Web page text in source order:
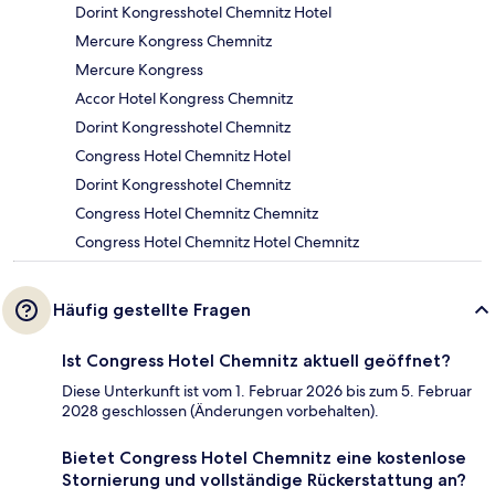
Dorint Kongresshotel Chemnitz Hotel
Mercure Kongress Chemnitz
Mercure Kongress
Accor Hotel Kongress Chemnitz
Dorint Kongresshotel Chemnitz
Congress Hotel Chemnitz Hotel
Dorint Kongresshotel Chemnitz
Congress Hotel Chemnitz Chemnitz
Congress Hotel Chemnitz Hotel Chemnitz
Häufig gestellte Fragen
Ist Congress Hotel Chemnitz aktuell geöffnet?
Diese Unterkunft ist vom 1. Februar 2026 bis zum 5. Februar
2028 geschlossen (Änderungen vorbehalten).
Bietet Congress Hotel Chemnitz eine kostenlose
Stornierung und vollständige Rückerstattung an?